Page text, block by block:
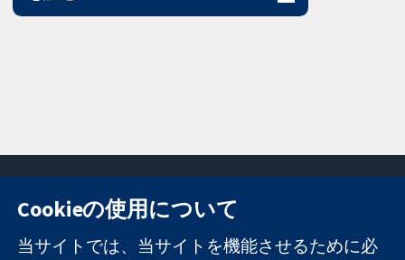
11-13 Cavendish
Square
お問い合わせ
ニュース
Cookieの使用について
当サイトでは、当サイトを機能させるために必